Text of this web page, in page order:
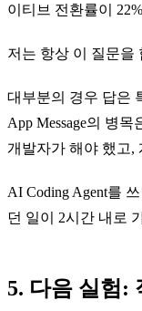
이티브 전환률이
저는 항상 이 질문을
대부분의 경우 답은
App Message의 병
개발자가 해야 했고,
AI Coding Agent를
던 일이 2시간 내로
5. 다음 실험: